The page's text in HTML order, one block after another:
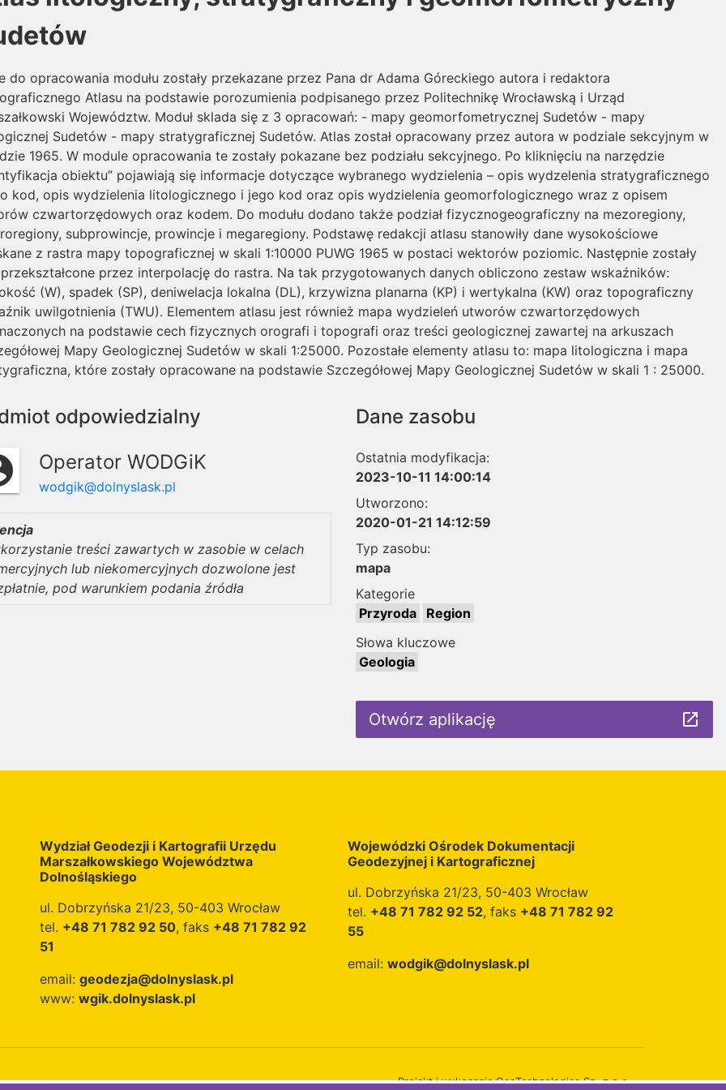
do opracowania modułu zostały przekazane przez Pana dr Adama Góreckiego autora i redaktora
Atlasu na podstawie porozumienia podpisanego przez Politechnikę Wrocławską i Urząd
Województw. Moduł sklada się z 3 opracowań: - mapy geomorfometrycznej Sudetów - mapy
Sudetów - mapy stratygraficznej Sudetów. Atlas został opracowany przez autora w podziale sekcyjnym w
1965. W module opracowania te zostały pokazane bez podziału sekcyjnego. Po kliknięciu na narzędzie
obiektu” pojawiają się informacje dotyczące wybranego wydzielenia – opis wydzelenia stratygraficznego
kod, opis wydzielenia litologicznego i jego kod oraz opis wydzielenia geomorfologicznego wraz z opisem
czwartorzędowych oraz kodem. Do modułu dodano także podział fizycznogeograficzny na mezoregiony,
subprowincje, prowincje i megaregiony. Podstawę redakcji atlasu stanowiły dane wysokościowe
z rastra mapy topograficznej w skali 1:10000 PUWG 1965 w postaci wektorów poziomic. Następnie zostały
przez interpolację do rastra. Na tak przygotowanych danych obliczono zestaw wskaźników:
(W), spadek (SP), deniwelacja lokalna (DL), krzywizna planarna (KP) i wertykalna (KW) oraz topograficzny
uwilgotnienia (TWU). Elementem atlasu jest również mapa wydzieleń utworów czwartorzędowych
na podstawie cech fizycznych orografi i topografi oraz treści geologicznej zawartej na arkuszach
Mapy Geologicznej Sudetów w skali 1:25000. Pozostałe elementy atlasu to: mapa litologiczna i mapa
które zostały opracowane na podstawie Szczegółowej Mapy Geologicznej Sudetów w skali 1 : 25000.
odpowiedzialny
Operator WODGiK
wodgik@dolnyslask.pl
treści zawartych w zasobie w celach
lub niekomercyjnych dozwolone jest
pod warunkiem podania źródła
Dane zasobu
Ostatnia modyfikacja:
2023-10-11 14:00:14
Utworzono:
2020-01-21 14:12:59
Typ zasobu:
mapa
Kategorie
Przyroda
Region
Słowa kluczowe
Geologia
Otwórz aplikację launch
Wydział Geodezji i Kartografii Urzędu
Marszałkowskiego Województwa
Dolnośląskiego
ul. Dobrzyńska 21/23, 50-403 Wrocław
tel. +48 71 782 92 50, faks +48 71 782 92
51
email: geodezja@dolnyslask.pl
www: wgik.dolnyslask.pl
Wojewódzki Ośrodek Dokumentacji
Geodezyjnej i Kartograficznej
ul. Dobrzyńska 21/23, 50-403 Wrocław
tel. +48 71 782 92 52, faks +48 71 782 92
55
email: wodgik@dolnyslask.pl
Projekt i wykonanieGeoTechnologies Sp. z o.o.